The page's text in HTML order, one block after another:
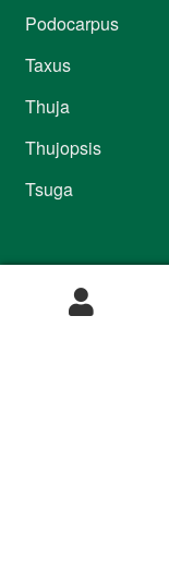
Podocarpus
Taxus
Thuja
Thujopsis
Tsuga
Informatie